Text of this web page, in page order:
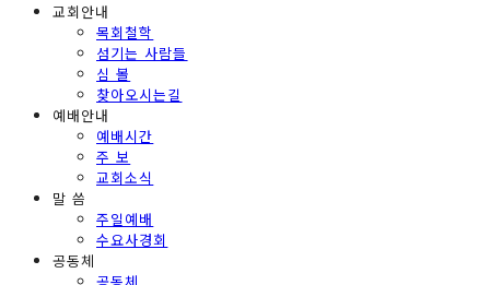
교회안내
목회철학
섬기는 사람들
심 볼
찾아오시는길
예배안내
예배시간
주 보
교회소식
말 씀
주일예배
수요사경회
공동체